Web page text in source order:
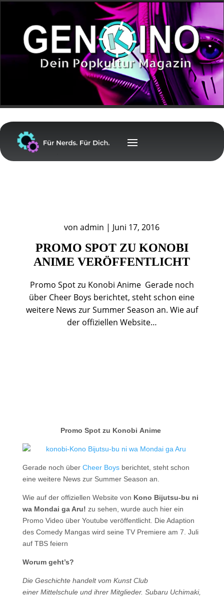
vonadmin | Juni 17, 2016
PROMO SPOT ZU KONOBI
ANIME VERÖFFENTLICHT
Promo Spot zu Konobi Anime Gerade noch
über Cheer Boys berichtet, steht schon eine
weitere News zur Summer Season an. Wie auf
der offiziellen Website…
Promo Spot zu Konobi Anime
Gerade noch über Cheer Boysberichtet, steht schon
eine weitere News zur Summer Season an.
Wie auf der offiziellen Website von Kono Bijutsu-bu ni
wa Mondai ga Aru! zu sehen, wurde auch hier ein
Promo Video über Youtube veröffentlicht. Die Adaption
des Comedy Mangas wird seine TV Premiere am 7. Juli
auf TBS feiern
Worum geht’s?
Die Geschichte handelt vom Kunst Club
einer Mittelschule und ihrer Mitglieder. Subaru Uchimaki,